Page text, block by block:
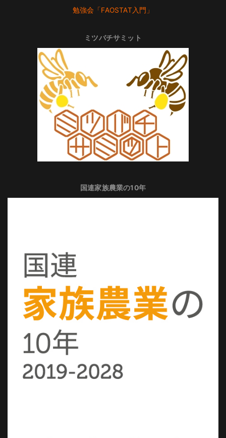
勉強会「FAOSTAT入門」
ミツバチサミット
国連家族農業の10年